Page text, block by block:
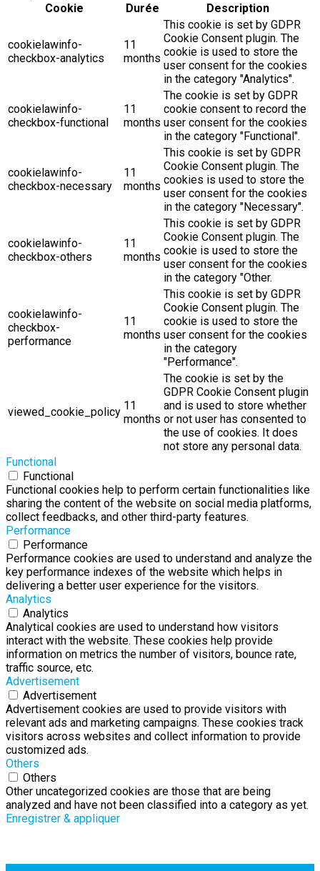
Cookie
Durée Description
cookielawinfo-
checkbox-analytics
11
months
This cookie is set by GDPR
Cookie Consent plugin. The
cookie is used to store the
user consent for the cookies
in the category "Analytics".
cookielawinfo-
checkbox-functional
11
months
The cookie is set by GDPR
cookie consent to record the
user consent for the cookies
in the category "Functional".
cookielawinfo-
checkbox-necessary
11
months
This cookie is set by GDPR
Cookie Consent plugin. The
cookies is used to store the
user consent for the cookies
in the category "Necessary".
cookielawinfo-
checkbox-others
11
months
This cookie is set by GDPR
Cookie Consent plugin. The
cookie is used to store the
user consent for the cookies
in the category "Other.
cookielawinfo-
checkbox-
performance
11
months
This cookie is set by GDPR
Cookie Consent plugin. The
cookie is used to store the
user consent for the cookies
in the category
"Performance".
viewed_cookie_policy 11
months
The cookie is set by the
GDPR Cookie Consent plugin
and is used to store whether
or not user has consented to
the use of cookies. It does
not store any personal data.
Functional
Functional
Functional cookies help to perform certain functionalities like
sharing the content of the website on social media platforms,
collect feedbacks, and other third-party features.
Performance
Performance
Performance cookies are used to understand and analyze the
key performance indexes of the website which helps in
delivering a better user experience for the visitors.
Analytics
Analytics
Analytical cookies are used to understand how visitors
interact with the website. These cookies help provide
information on metrics the number of visitors, bounce rate,
traffic source, etc.
Advertisement
Advertisement
Advertisement cookies are used to provide visitors with
relevant ads and marketing campaigns. These cookies track
visitors across websites and collect information to provide
customized ads.
Others
Others
Other uncategorized cookies are those that are being
analyzed and have not been classified into a category as yet.
Enregistrer & appliquer